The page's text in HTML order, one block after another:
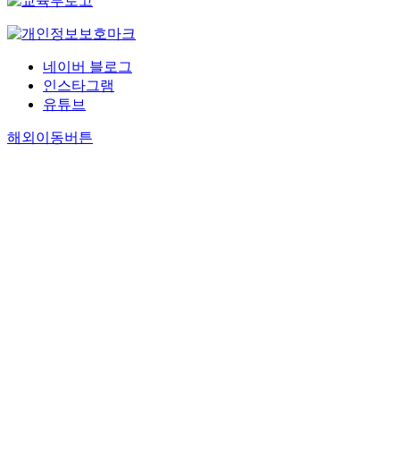
네이버 블로그
인스타그램
유튜브
해외이동버튼